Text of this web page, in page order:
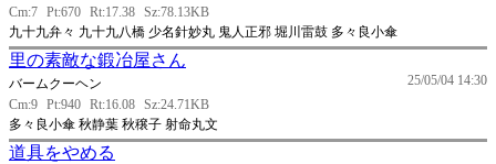
Cm:7 Pt:670 Rt:17.38 Sz:78.13KB
九十九弁々 九十九八橋 少名針妙丸 鬼人正邪 堀川雷鼓 多々良小傘
里の素敵な鍛冶屋さん
25/05/04 14:30
バームクーヘン
Cm:9 Pt:940 Rt:16.08 Sz:24.71KB
多々良小傘 秋静葉 秋穣子 射命丸文
道具をやめる